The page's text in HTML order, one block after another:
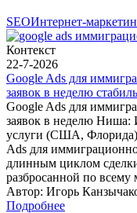
SEOИнтернет-
Контекст
22-7-2026
Google Ads для
заявок в неделю
Google Ads для
заявок в неделю
услуги (США,
Ads для
длинным циклом
разбросанной по
Автор: Игорь
Подробнее